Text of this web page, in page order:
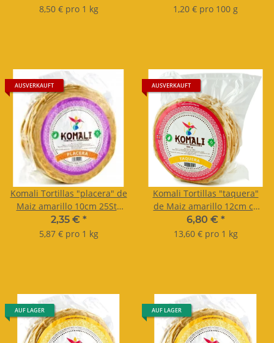
8,50 € pro 1 kg
Tortillas azules
1,20 € pro 100 g
AUSVERKAUFT
Komali Tortillas "placera" de
Maiz amarillo 10cm 25Stk
400g
2,35 € *
5,87 € pro 1 kg
AUSVERKAUFT
Komali Tortillas "taquera"
de Maiz amarillo 12cm ca
26-27Stk 500g
6,80 € *
13,60 € pro 1 kg
AUF LAGER AUF LAGER